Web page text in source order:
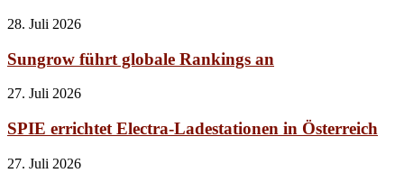
28. Juli 2026
Sungrow führt globale Rankings an
27. Juli 2026
SPIE errichtet Electra-Ladestationen in Österreich
27. Juli 2026